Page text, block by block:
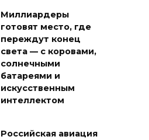
Миллиардеры
готовят место, где
переждут конец
света — с коровами,
солнечными
батареями и
искусственным
интеллектом
Российская авиация